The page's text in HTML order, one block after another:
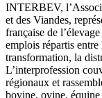
INTERBEV,
et des Viandes,
française de
emplois répartis entre
transformation, la
L’interprofession
régionaux et
bovine, ovine, équine